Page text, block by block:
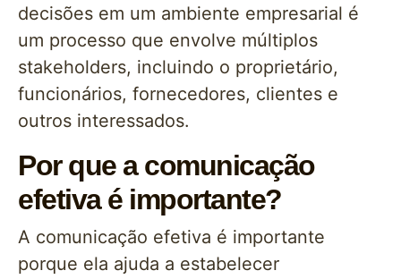
decisões em um ambiente empresarial é
um processo que envolve múltiplos
stakeholders, incluindo o proprietário,
funcionários, fornecedores, clientes e
outros interessados.
Por que a comunicação
efetiva é importante?
A comunicação efetiva é importante
porque ela ajuda a estabelecer